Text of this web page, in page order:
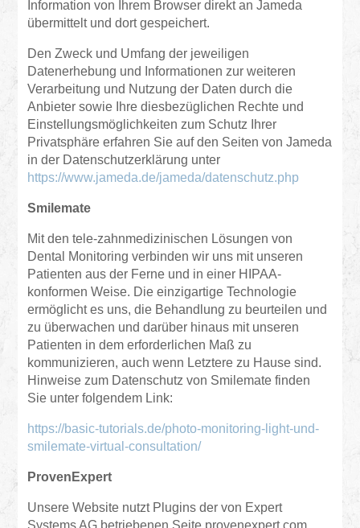
Information von Ihrem Browser direkt an Jameda
übermittelt und dort gespeichert.
Den Zweck und Umfang der jeweiligen
Datenerhebung und Informationen zur weiteren
Verarbeitung und Nutzung der Daten durch die
Anbieter sowie Ihre diesbezüglichen Rechte und
Einstellungsmöglichkeiten zum Schutz Ihrer
Privatsphäre erfahren Sie auf den Seiten von Jameda
in der Datenschutzerklärung unter
https://www.jameda.de/jameda/datenschutz.php
Smilemate
Mit den tele-zahnmedizinischen Lösungen von
Dental Monitoring verbinden wir uns mit unseren
Patienten aus der Ferne und in einer HIPAA-
konformen Weise. Die einzigartige Technologie
ermöglicht es uns, die Behandlung zu beurteilen und
zu überwachen und darüber hinaus mit unseren
Patienten in dem erforderlichen Maß zu
kommunizieren, auch wenn Letztere zu Hause sind.
Hinweise zum Datenschutz von Smilemate finden
Sie unter folgendem Link:
https://basic-tutorials.de/photo-monitoring-light-und-
smilemate-virtual-consultation/
ProvenExpert
Unsere Website nutzt Plugins der von Expert
Systems AG betriebenen Seite provenexpert.com.